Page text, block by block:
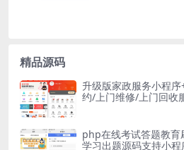
精品源码
升级版家政服务小程
约/上门维修/上门回收
php在线考试答题教育
学习出题源码支持小